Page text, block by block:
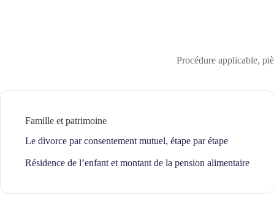
Procédure applicable,
Famille et patrimoine
Le divorce par consentement mutuel, étape par étape
Résidence de l’enfant et montant de la pension alimentaire